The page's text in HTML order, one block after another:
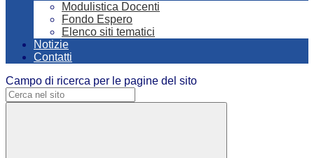
Modulistica Docenti
Fondo Espero
Elenco siti tematici
Notizie
Contatti
Campo di ricerca per le pagine del sito